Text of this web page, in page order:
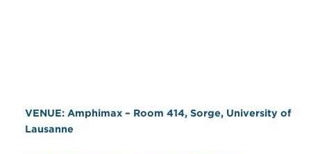
VENUE: Amphimax – Room 414, Sorge, University of
Lausanne